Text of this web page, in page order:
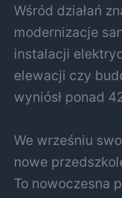
Wśród działań
modernizacje
instalacji
elewacji czy
wyniósł ponad
We wrześniu
nowe
To nowoczesna